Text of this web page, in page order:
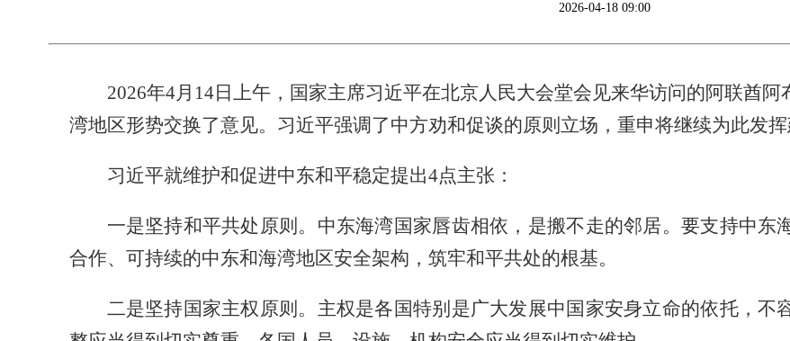
2026-04-18 09:00
2026年4月14日上午，国家主席习近平在北京人民大会堂会见来华访问的阿联酋
湾地区形势交换了意见。习近平强调了中方劝和促谈的原则立场，重申将继续为此发挥
习近平就维护和促进中东和平稳定提出4点主张：
一是坚持和平共处原则。中东海湾国家唇齿相依，是搬不走的邻居。要支持中东
合作、可持续的中东和海湾地区安全架构，筑牢和平共处的根基。
二是坚持国家主权原则。主权是各国特别是广大发展中国家安身立命的依托，不